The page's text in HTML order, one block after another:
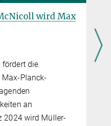
wird Max
fördert die
Max-Planck-
an
2024 wird Müller-